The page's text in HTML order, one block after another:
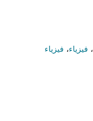
، فيزياء، فيزياء